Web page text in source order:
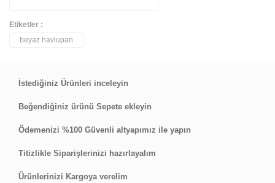
Etiketler :
beyaz havlupan
İstediğiniz Ürünleri inceleyin
Beğendiğiniz ürünü Sepete ekleyin
Ödemenizi %100 Güvenli altyapımız ile yapın
Titizlikle Siparişlerinizi hazırlayalım
Ürünlerinizi Kargoya verelim